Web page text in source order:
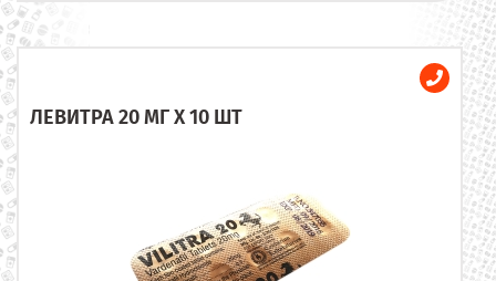
ЛЕВИТРА 20 МГ X 10 ШТ